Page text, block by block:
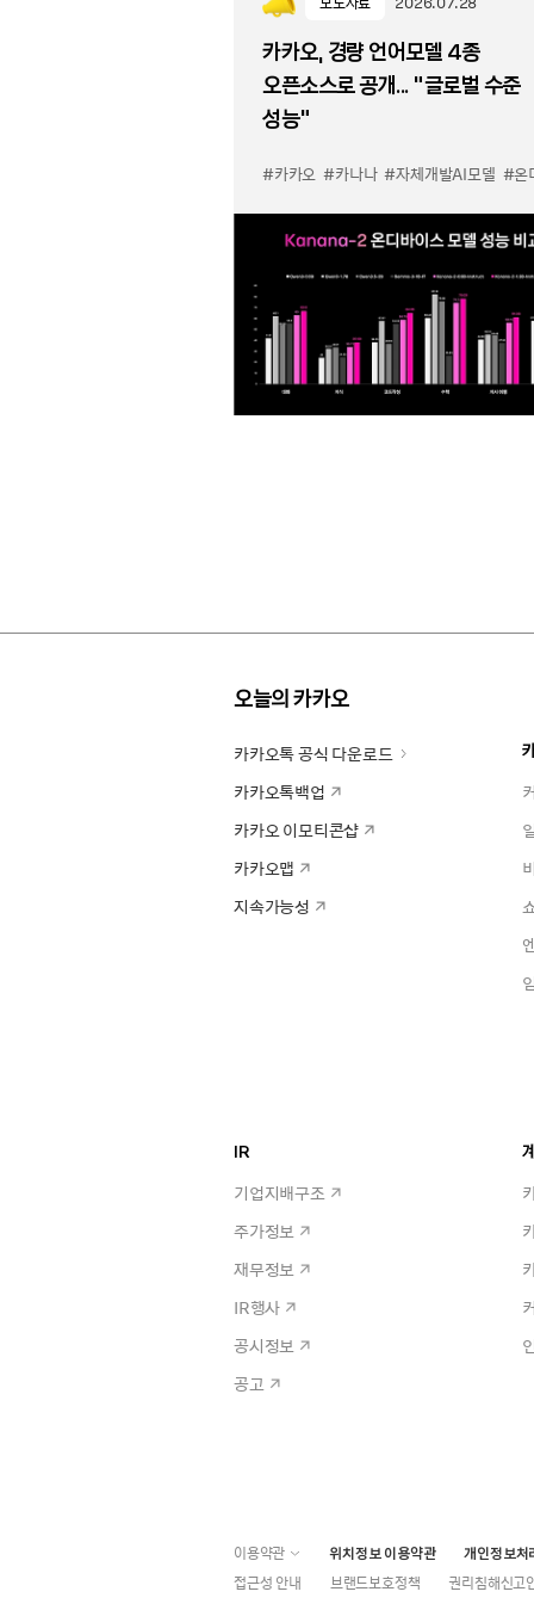
카카오, 경량 언어모델 4종
오픈소스로 공개... “글로벌 수준
성능”
#카카오 #카나나 #자체개발AI모델 #온디바
오늘의 카카오
카카오톡 공식 다운로드
카카오톡백업
카카오 이모티콘샵
카카오맵
지속가능성
IR
기업지배구조
주가정보
재무정보
IR행사
공시정보
공고
이용약관 위치정보 이용약관 개인정보처
접근성 안내
브랜드보호정책 권리침해신고